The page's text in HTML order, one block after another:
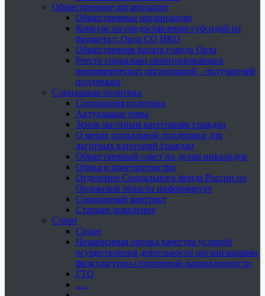
Общественные организации
Общественные организации
Конкурс на предоставление субсидий из
бюджета г. Орла СО НКО
Общественная палата города Орла
Реестр социально ориентированных
некоммерческих организаций - получателей
поддержки
Социальная политика
Социальная политика
Актуальные темы
Земля льготным категориям граждан
О мерах социальной поддержки для
льготных категорий граждан
Общественный совет по делам инвалидов
Опека и попечительство
Отделение Социального фонда России по
Орловской области информирует
Социальный контракт
Старшее поколение
Спорт
Спорт
Независимая оценка качества условий
осуществления деятельности организациями
физкультурно-спортивной направленности
ГТО
.....